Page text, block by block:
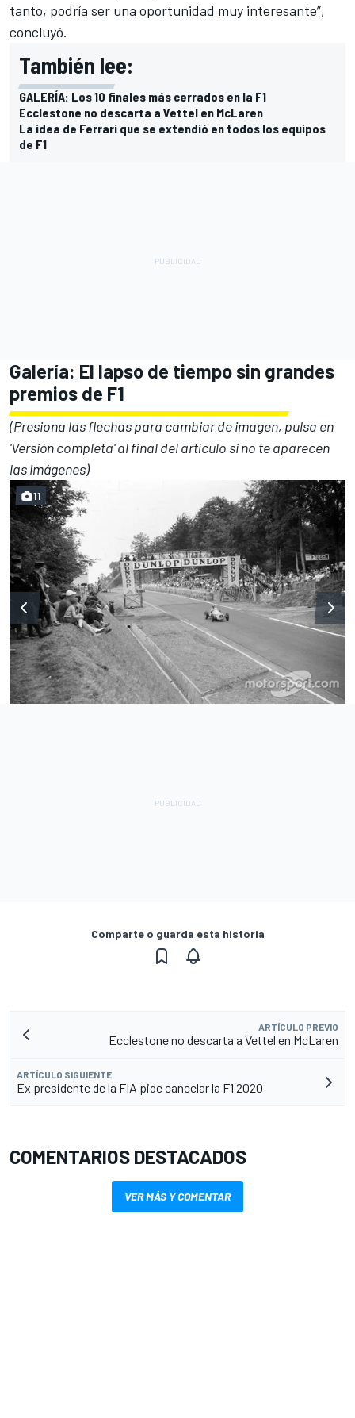
tanto, podría ser una oportunidad muy interesante”,
concluyó.
También lee:
GALERÍA: Los 10 finales más cerrados en la F1
Ecclestone no descarta a Vettel en McLaren
La idea de Ferrari que se extendió en todos los equipos
de F1
Galería: El lapso de tiempo sin grandes
premios de F1
(Presiona las flechas para cambiar de imagen, pulsa en
'Versión completa' al final del artículo si no te aparecen
las imágenes)
11
Comparte o guarda esta historia
ARTÍCULO PREVIO
Ecclestone no descarta a Vettel en McLaren
ARTÍCULO SIGUIENTE
Ex presidente de la FIA pide cancelar la F1 2020
COMENTARIOS DESTACADOS
VER MÁS Y COMENTAR